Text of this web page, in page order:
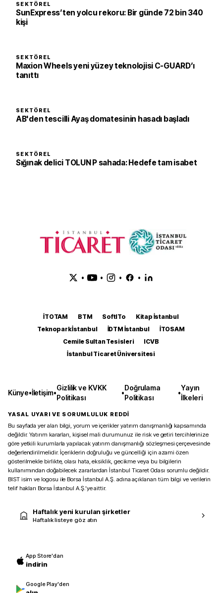
SEKTÖREL
SunExpress’ten yolcu rekoru: Bir günde 72 bin 340
kişi
SEKTÖREL
Maxion Wheels yeni yüzey teknolojisi C-GUARD’ı
tanıttı
SEKTÖREL
AB'den tescilli Ayaş domatesinin hasadı başladı
SEKTÖREL
Sığınak delici TOLUN P sahada: Hedefe tam isabet
• • • •
İTOTAM BTM SoftITo
Kitap İstanbul
Teknopark İstanbul
İDTM İstanbul
İTOSAM
Cemile Sultan Tesisleri
ICVB
İstanbul Ticaret Üniversitesi
Künye•İletişim•
Gizlilik ve KVKK
Politikası
•
Doğrulama
Politikası
•
Yayın
İlkeleri
YASAL UYARI VE SORUMLULUK REDDİ
Bu sayfada yer alan bilgi, yorum ve içerikler yatırım danışmanlığı kapsamında
değildir. Yatırım kararları, kişisel mali durumunuz ile risk ve getiri tercihlerinize
göre yetkili kurumlarla yapılacak yatırım danışmanlığı sözleşmesi çerçevesinde
değerlendirilmelidir. İçeriklerin doğruluğu ve güncelliği için azami özen
gösterilmekle birlikte, olası hata, eksiklik, gecikme veya bu bilgilerin
kullanımından doğabilecek zararlardan İstanbul Ticaret Odası sorumlu değildir.
BIST isim ve logosu ile Borsa İstanbul A.Ş. adına açıklanan tüm bilgi ve verilerin
telif hakları Borsa İstanbul A.Ş.’ye aittir.
Haftalık yeni kurulan şirketler
Haftalık listeye göz atın
App Store'dan
indirin
Google Play'den